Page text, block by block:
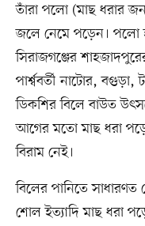
তাঁরা পলো (মাছ ধরার
জলে নেমে পড়েন। পলো
সিরাজগঞ্জের
পার্শ্ববর্তী নাটোর,
ডিকশির বিলে বাউত
আগের মতো মাছ ধরা
বিরাম নেই।
বিলের পানিতে
শোল ইত্যাদি মাছ ধরা